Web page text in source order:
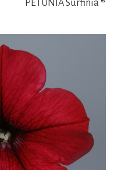
PETUNIA Surfinia ®